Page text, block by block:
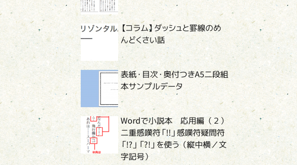
【コラム】ダッシュと罫線のめ
んどくさい話
表紙・目次・奥付つきA5二段組
本サンプルデータ
Wordで小説本 応用編（２）
二重感嘆符「!!」感嘆符疑問符
「!?」「?!」を使う（縦中横／文
字記号）